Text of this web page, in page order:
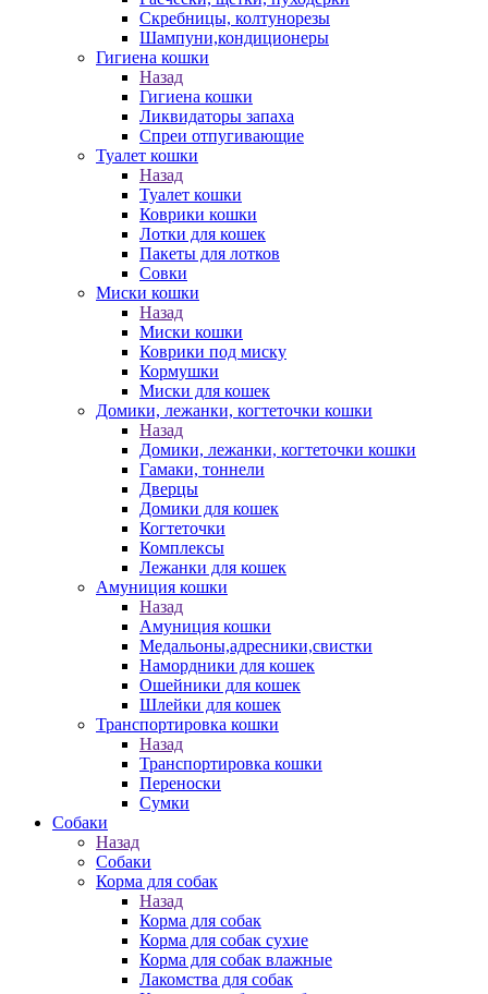
Скребницы, колтунорезы
Шампуни,кондиционеры
Гигиена кошки
Назад
Гигиена кошки
Ликвидаторы запаха
Спреи отпугивающие
Туалет кошки
Назад
Туалет кошки
Коврики кошки
Лотки для кошек
Пакеты для лотков
Совки
Миски кошки
Назад
Миски кошки
Коврики под миску
Кормушки
Миски для кошек
Домики, лежанки, когтеточки кошки
Назад
Домики, лежанки, когтеточки кошки
Гамаки, тоннели
Дверцы
Домики для кошек
Когтеточки
Комплексы
Лежанки для кошек
Амуниция кошки
Назад
Амуниция кошки
Медальоны,адресники,свистки
Намордники для кошек
Ошейники для кошек
Шлейки для кошек
Транспортировка кошки
Назад
Транспортировка кошки
Переноски
Сумки
Собаки
Назад
Собаки
Корма для собак
Назад
Корма для собак
Корма для собак сухие
Корма для собак влажные
Лакомства для собак